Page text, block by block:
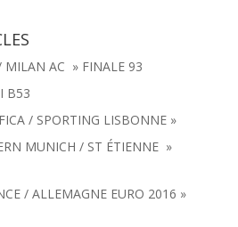
AC » FINALE 93
B53
/ SPORTING LISBONNE »
MUNICH / ST ÉTIENNE »
/ ALLEMAGNE EURO 2016 »